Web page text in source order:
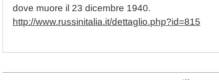
dove muore il 23 dicembre 1940.
http://www.russinitalia.it/dettaglio.php?id=815